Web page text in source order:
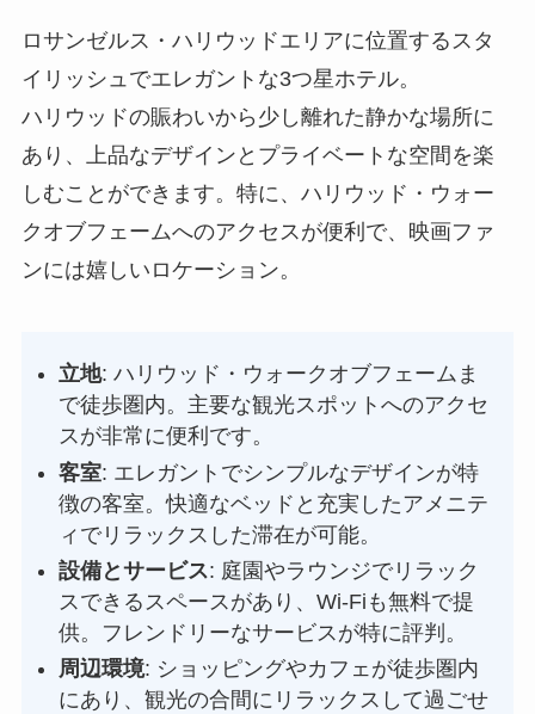
ロサンゼルス・ハリウッドエリアに位置するスタ
イリッシュでエレガントな3つ星ホテル。
ハリウッドの賑わいから少し離れた静かな場所に
あり、上品なデザインとプライベートな空間を楽
しむことができます。特に、ハリウッド・ウォー
クオブフェームへのアクセスが便利で、映画ファ
ンには嬉しいロケーション。
立地: ハリウッド・ウォークオブフェームま
で徒歩圏内。主要な観光スポットへのアクセ
スが非常に便利です。
客室: エレガントでシンプルなデザインが特
徴の客室。快適なベッドと充実したアメニテ
ィでリラックスした滞在が可能。
設備とサービス: 庭園やラウンジでリラック
スできるスペースがあり、Wi-Fiも無料で提
供。フレンドリーなサービスが特に評判。
周辺環境: ショッピングやカフェが徒歩圏内
にあり、観光の合間にリラックスして過ごせ